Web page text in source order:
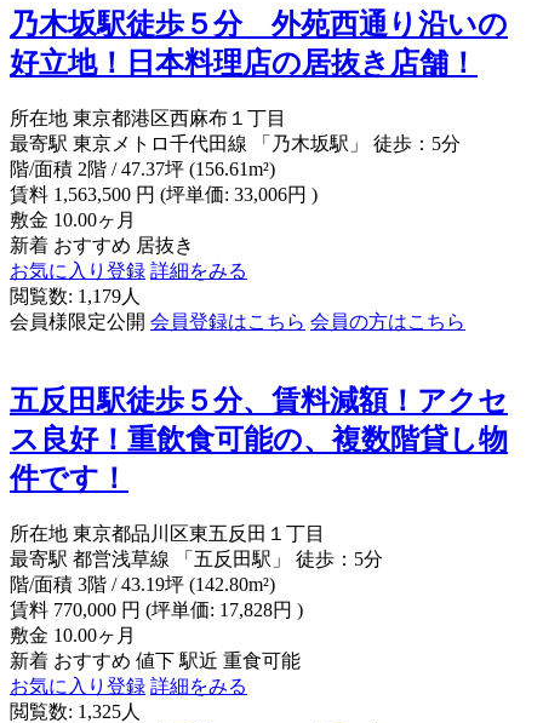
乃木坂駅徒歩５分 外苑西通り沿いの
好立地！日本料理店の居抜き店舗！
所在地 東京都港区西麻布１丁目
最寄駅 東京メトロ千代田線 「乃木坂駅」 徒歩：5分
階/面積 2階 / 47.37坪 (156.61m²)
賃料 1,563,500 円 (坪単価: 33,006円 )
敷金 10.00ヶ月
新着 おすすめ 居抜き
お気に入り登録 詳細をみる
閲覧数: 1,179人
会員様限定公開 会員登録はこちら 会員の方はこちら
五反田駅徒歩５分、賃料減額！アクセ
ス良好！重飲食可能の、複数階貸し物
件です！
所在地 東京都品川区東五反田１丁目
最寄駅 都営浅草線 「五反田駅」 徒歩：5分
階/面積 3階 / 43.19坪 (142.80m²)
賃料 770,000 円 (坪単価: 17,828円 )
敷金 10.00ヶ月
新着 おすすめ 値下 駅近 重食可能
お気に入り登録 詳細をみる
閲覧数: 1,325人